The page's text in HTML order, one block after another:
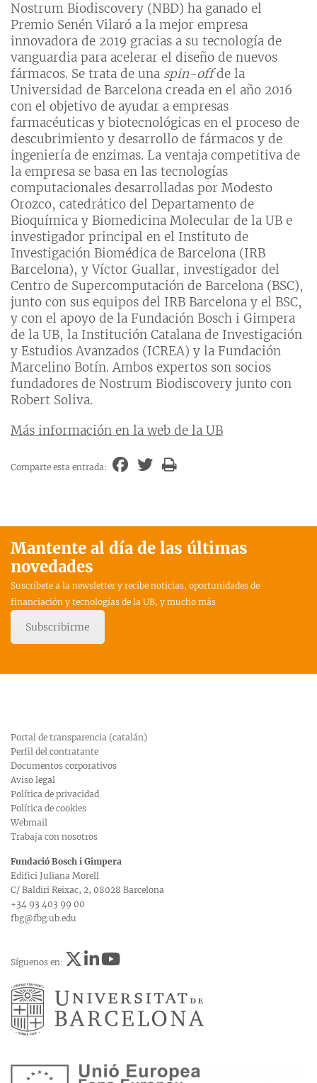
Nostrum Biodiscovery (NBD) ha ganado el
Premio Senén Vilaró a la mejor empresa
innovadora de 2019 gracias a su tecnología de
vanguardia para acelerar el diseño de nuevos
fármacos. Se trata de una spin-offde la
Universidad de Barcelona creada en el año 2016
con el objetivo de ayudar a empresas
farmacéuticas y biotecnológicas en el proceso de
descubrimiento y desarrollo de fármacos y de
ingeniería de enzimas. La ventaja competitiva de
la empresa se basa en las tecnologías
computacionales desarrolladas por Modesto
Orozco, catedrático del Departamento de
Bioquímica y Biomedicina Molecular de la UB e
investigador principal en el Instituto de
Investigación Biomédica de Barcelona (IRB
Barcelona), y Víctor Guallar, investigador del
Centro de Supercomputación de Barcelona (BSC),
junto con sus equipos del IRB Barcelona y el BSC,
y con el apoyo de la Fundación Bosch i Gimpera
de la UB, la Institución Catalana de Investigación
y Estudios Avanzados (ICREA) y la Fundación
Marcelino Botín. Ambos expertos son socios
fundadores de Nostrum Biodiscovery junto con
Robert Soliva.
Más información en la web de la UB
Comparte esta entrada:
Mantente al día de las últimas
novedades
Suscríbete a la newsletter y recibe noticias, oportunidades de
financiación y tecnologías de la UB, y mucho más
Subscribirme
Portal de transparencia (catalán)
Perfil del contratante
Documentos corporativos
Aviso legal
Política de privacidad
Política de cookies
Webmail
Trabaja con nosotros
Fundació Bosch i Gimpera
Edifici Juliana Morell
C/ Baldiri Reixac, 2, 08028 Barcelona
+34 93 403 99 00
fbg@fbg.ub.edu
Síguenos en: